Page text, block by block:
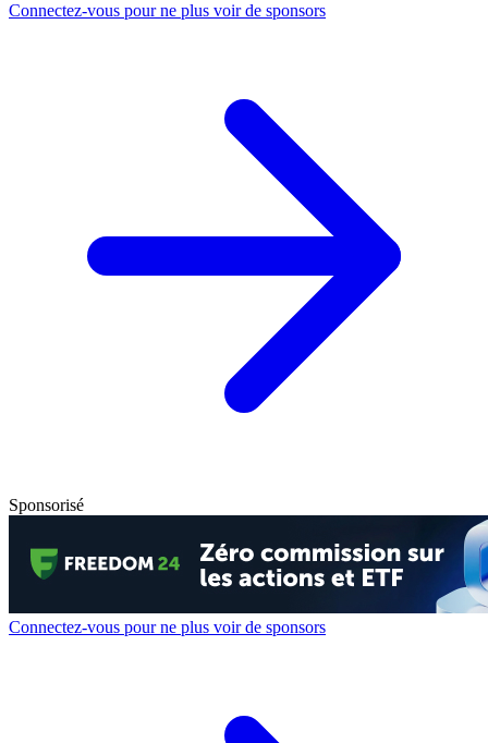
Connectez-vous pour ne plus voir de sponsors
Sponsorisé
Connectez-vous pour ne plus voir de sponsors